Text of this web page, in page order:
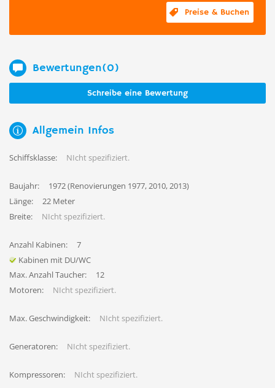
Preise & Buchen
Bewertungen(0)
Schreibe eine Bewertung
Allgemein Infos
Schiffsklasse: NIcht spezifiziert.
Baujahr:
1972 (Renovierungen 1977, 2010, 2013)
Länge:
22 Meter
Breite:
NIcht spezifiziert.
Anzahl Kabinen:
7
Kabinen mit DU/WC
Max. Anzahl Taucher:
12
Motoren:
NIcht spezifiziert.
Max. Geschwindigkeit: NIcht spezifiziert.
Generatoren: NIcht spezifiziert.
Kompressoren: NIcht spezifiziert.